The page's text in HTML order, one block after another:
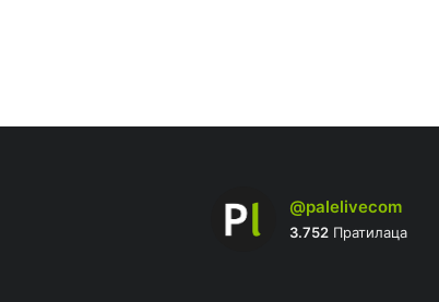
@palelivecom
3.752Пратилаца